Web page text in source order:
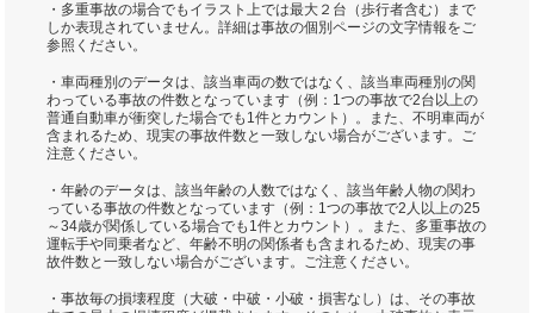
・多重事故の場合でもイラスト上では最大２台（歩行者含む）まで
しか表現されていません。詳細は事故の個別ページの文字情報をご
参照ください。
・車両種別のデータは、該当車両の数ではなく、該当車両種別の関
わっている事故の件数となっています（例：1つの事故で2台以上の
普通自動車が衝突した場合でも1件とカウント）。また、不明車両が
含まれるため、現実の事故件数と一致しない場合がございます。ご
注意ください。
・年齢のデータは、該当年齢の人数ではなく、該当年齢人物の関わ
っている事故の件数となっています（例：1つの事故で2人以上の25
～34歳が関係している場合でも1件とカウント）。また、多重事故の
運転手や同乗者など、年齢不明の関係者も含まれるため、現実の事
故件数と一致しない場合がございます。ご注意ください。
・事故毎の損壊程度（大破・中破・小破・損害なし）は、その事故